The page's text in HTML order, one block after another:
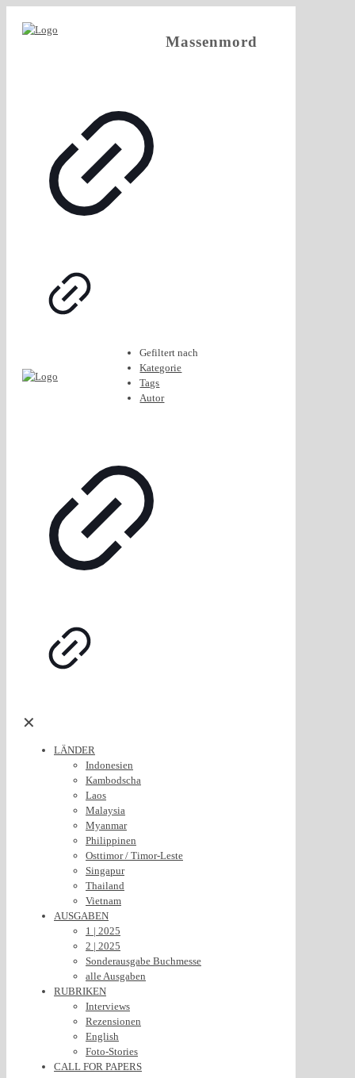
✕
LÄNDER
Indonesien
Kambodscha
Laos
Malaysia
Myanmar
Philippinen
Osttimor / Timor-Leste
Singapur
Thailand
Vietnam
AUSGABEN
1 | 2025
2 | 2025
Sonderausgabe Buchmesse
alle Ausgaben
RUBRIKEN
Interviews
Rezensionen
English
Foto-Stories
CALL FOR PAPERS
Massenmord
Gefiltert nach
Kategorie
Tags
Autor